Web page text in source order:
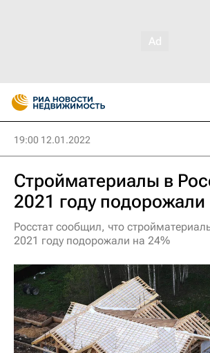
19:00 12.01.2022
Стройматериалы в
2021 году подорожали
Росстат сообщил, что
2021 году подорожали на 24%